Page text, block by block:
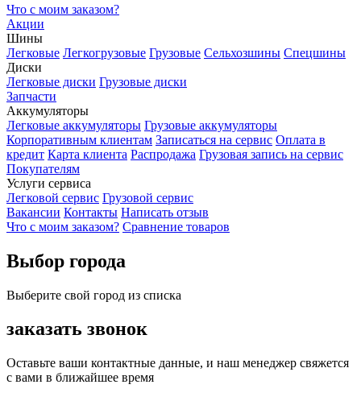
Что с моим заказом?
Акции
Шины
Легковые Легкогрузовые Грузовые Сельхозшины Спецшины
Диски
Легковые диски Грузовые диски
Запчасти
Аккумуляторы
Легковые аккумуляторы Грузовые аккумуляторы
Корпоративным клиентам Записаться на сервис Оплата в
кредит Карта клиента Распродажа Грузовая запись на сервис
Покупателям
Услуги сервиса
Легковой сервис Грузовой сервис
Вакансии Контакты Написать отзыв
Что с моим заказом? Сравнение товаров
Выбор города
Выберите свой город из списка
заказать звонок
Оставьте ваши контактные данные, и наш менеджер свяжется
с вами в ближайшее время